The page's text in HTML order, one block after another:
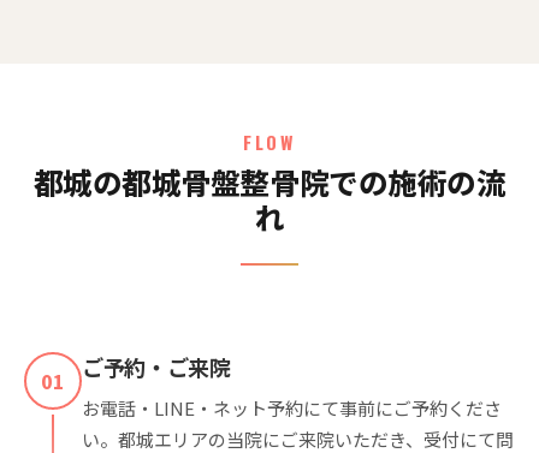
FLOW
都城の都城骨盤整骨院での施術の流
れ
01 ご予約・ご来院
お電話・LINE・ネット予約にて事前にご予約くださ
い。都城エリアの当院にご来院いただき、受付にて問